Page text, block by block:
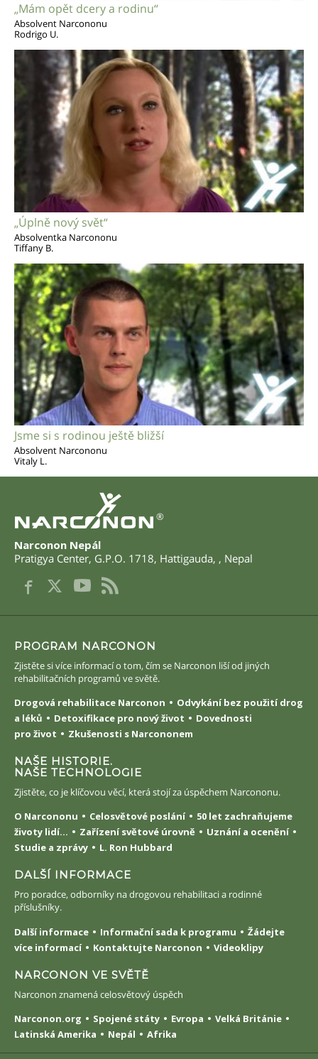
„Mám opět dcery a rodinu“
Absolvent Narcononu
Rodrigo U.
„Úplně nový svět“
Absolventka Narcononu
Tiffany B.
Jsme si s rodinou ještě bližší
Absolvent Narcononu
Vitaly L.
®
Narconon Nepál
Pratigya Center, G.P.O. 1718, Hattigauda, , Nepal
PROGRAM NARCONON
Zjistěte si více informací o tom, čím se Narconon liší od jiných
rehabilitačních programů ve světě.
Drogová rehabilitace Narconon
Odvykání bez použití drog
a léků
Detoxifikace pro nový život
Dovednosti
pro život
Zkušenosti s Narcononem
NAŠE HISTORIE.
NAŠE TECHNOLOGIE
Zjistěte, co je klíčovou věcí, která stojí za úspěchem Narcononu.
O Narcononu
Celosvětové poslání
50 let zachraňujeme
životy lidí...
Zařízení světové úrovně
Uznání a ocenění
Studie a zprávy
L. Ron Hubbard
DALŠÍ INFORMACE
Pro poradce, odborníky na drogovou rehabilitaci a rodinné
příslušníky.
Další informace
Informační sada k programu
Žádejte
více informací
Kontaktujte Narconon Videoklipy
NARCONON VE SVĚTĚ
Narconon znamená celosvětový úspěch
Narconon.org
Spojené státy Evropa
Velká Británie
Latinská Amerika
Nepál Afrika